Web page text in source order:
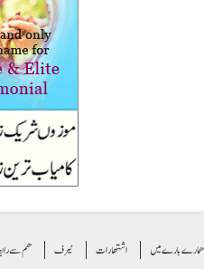
بارے میں اشتهارات ٹیرف ھم سے رابطہ